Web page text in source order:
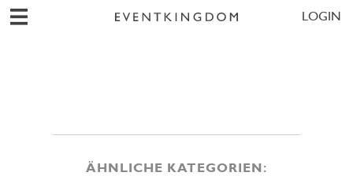
LOGIN
ÄHNLICHE KATEGORIEN: